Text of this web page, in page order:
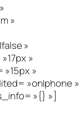
»
»
»
»
»on|phone »
»{} »]